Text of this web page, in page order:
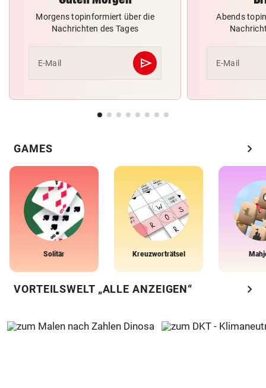
Morgens topinformiert über die
Nachrichten des Tages
E-Mail send
Abschicken
Abends
E-Mail
GAMES chevron_right
Solitär Kreuzworträtsel
VORTEILSWELT „ALLE ANZEIGEN“ chevron_right